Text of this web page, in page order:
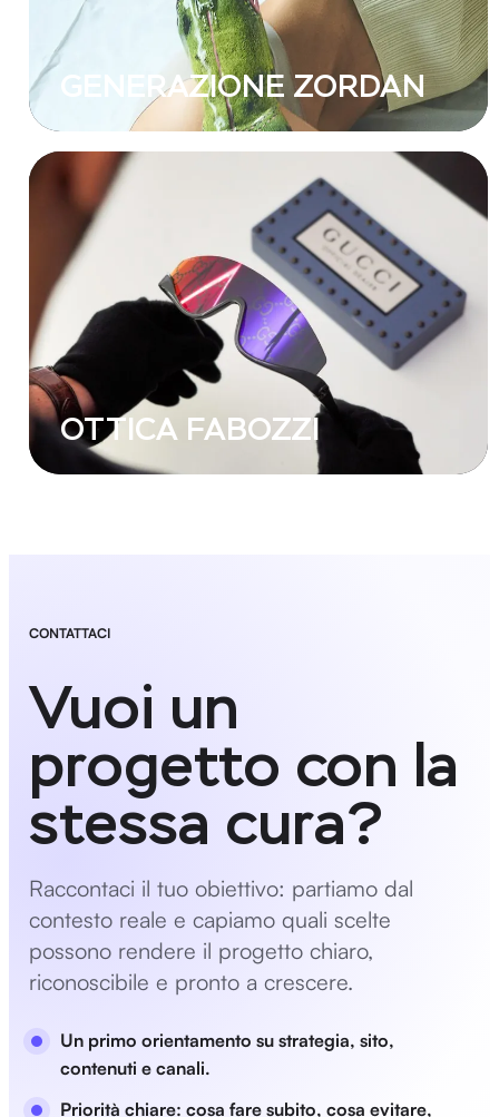
GENERAZIONE ZORDAN
OTTICA FABOZZI
CONTATTACI
Vuoi un
progetto con la
stessa cura?
Raccontaci il tuo obiettivo: partiamo dal
contesto reale e capiamo quali scelte
possono rendere il progetto chiaro,
riconoscibile e pronto a crescere.
Un primo orientamento su strategia, sito,
contenuti e canali.
Priorità chiare: cosa fare subito, cosa evitare,